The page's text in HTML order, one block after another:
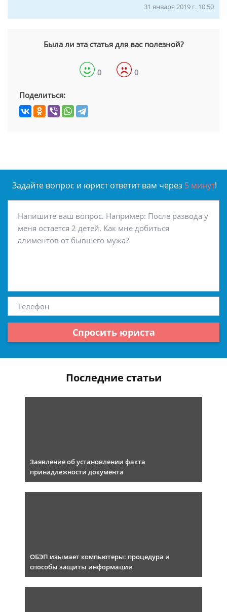
31 января 2019 г. 10:50
Была ли эта статья для вас полезной?
0 0
Поделиться:
Задайте вопрос и юрист ответит вам через 5 минут!
Спросить юриста
Последние статьи
Заявление об установлении факта
принадлежности документа
ОБЭП изымает компьютеры: процедура и
способы защиты информации